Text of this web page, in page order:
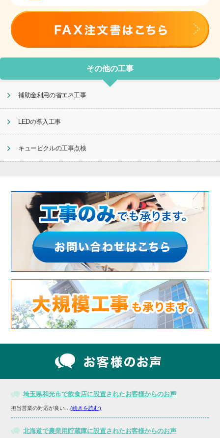
その他の工事
補助金利用の省エネ工事
LEDの導入工事
キュービクルの工事点検
埼玉県和光市で飲食店に設置されたお客様からのお声
担当営業の対応が良い…(続きを読む)
北海道で農業用貯蔵庫に設置されたお客様からのお声